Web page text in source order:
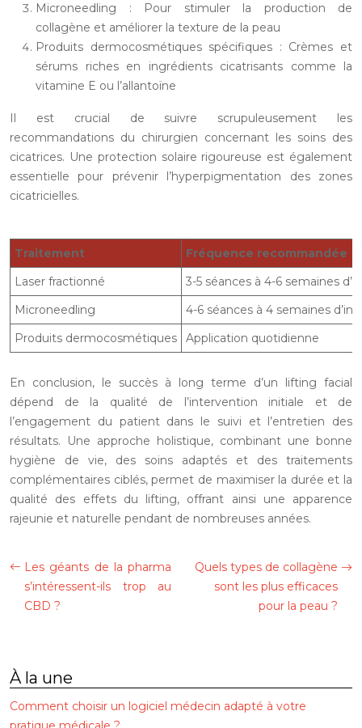
Microneedling : Pour stimuler la production de
collagène et améliorer la texture de la peau
Produits dermocosmétiques spécifiques : Crèmes et
sérums riches en ingrédients cicatrisants comme la
vitamine E ou l’allantoïne
Il est crucial de suivre scrupuleusement les
recommandations du chirurgien concernant les soins des
cicatrices. Une protection solaire rigoureuse est également
essentielle pour prévenir l’hyperpigmentation des zones
cicatricielles.
Traitement
Fréquence recommandée
Laser fractionné
3-5 séances à 4-6 semaines
Microneedling
4-6 séances à 4 semaines
Produits dermocosmétiques
Application quotidienne
En conclusion, le succès à long terme d’un lifting facial
dépend de la qualité de l’intervention initiale et de
l’engagement du patient dans le suivi et l’entretien des
résultats. Une approche holistique, combinant une bonne
hygiène de vie, des soins adaptés et des traitements
complémentaires ciblés, permet de maximiser la durée et la
qualité des effets du lifting, offrant ainsi une apparence
rajeunie et naturelle pendant de nombreuses années.
Les géants de la pharma
s’intéressent-ils trop au
CBD ?
Quels types de collagène
sont les plus efficaces
pour la peau ?
À la une
Comment choisir un logiciel médecin adapté à votre